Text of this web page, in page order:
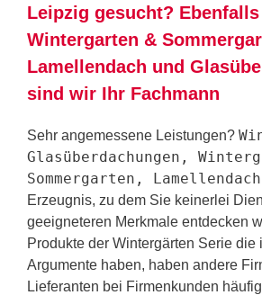
Leipzig gesucht?
Wintergarten &
Lamellendach und
sind wir Ihr Fachmann
Sehr angemessene Leistungen?
Glasüberdachungen,
Sommergarten, Lamellendach
Erzeugnis, zu dem Sie keinerlei
geeigneteren Merkmale entdecken
Produkte der Wintergärten Serie die
Argumente haben, haben andere
Lieferanten bei Firmenkunden